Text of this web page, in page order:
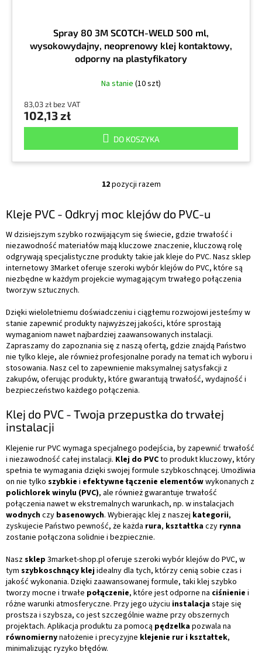
Spray 80 3M SCOTCH-WELD 500 ml,
wysokowydajny, neoprenowy klej kontaktowy,
odporny na plastyfikatory
Na stanie (10 szt)
83,03 zł bez VAT
102,13 zł
DO KOSZYKA
K
n
t
r
o
l
k
i
s
t
y
12pozycji razem
Kleje PVC - Odkryj moc klejów do PVC-u
W dzisiejszym szybko rozwijającym się świecie, gdzie trwałość i
niezawodność materiałów mają kluczowe znaczenie, kluczową rolę
odgrywają specjalistyczne produkty takie jak kleje do PVC. Nasz sklep
internetowy 3Market oferuje szeroki wybór klejów do PVC, które są
niezbędne w każdym projekcie wymagającym trwałego połączenia
tworzyw sztucznych.
Dzięki wieloletniemu doświadczeniu i ciągłemu rozwojowi jesteśmy w
stanie zapewnić produkty najwyższej jakości, które sprostają
wymaganiom nawet najbardziej zaawansowanych instalacji.
Zapraszamy do zapoznania się z naszą ofertą, gdzie znajdą Państwo
nie tylko kleje, ale również profesjonalne porady na temat ich wyboru i
stosowania. Nasz cel to zapewnienie maksymalnej satysfakcji z
zakupów, oferując produkty, które gwarantują trwałość, wydajność i
bezpieczeństwo każdego połączenia.
Klej do PVC - Twoja przepustka do trwałej
instalacji
Klejenie rur PVC wymaga specjalnego podejścia, by zapewnić trwałość
i niezawodność całej instalacji. Klej do PVCto produkt kluczowy, który
spełnia te wymagania dzięki swojej formule szybkoschnącej. Umożliwia
on nie tylko szybkie i efektywne łączenie elementówwykonanych z
polichlorek winylu (PVC), ale również gwarantuje trwałość
połączenia nawet w ekstremalnych warunkach, np. w instalacjach
wodnychczy basenowych. Wybierając klej z naszej kategorii,
zyskujecie Państwo pewność, że każda rura, kształtkaczy rynna
zostanie połączona solidnie i bezpiecznie.
Naszsklep 3market-shop.pl oferuje szeroki wybór klejów do PVC, w
tym szybkoschnący klejidealny dla tych, którzy cenią sobie czas i
jakość wykonania. Dzięki zaawansowanej formule, taki klej szybko
tworzy mocne i trwałe połączenie, które jest odporne na ciśnienie i
różne warunki atmosferyczne. Przy jego użyciu instalacjastaje się
prostsza i szybsza, co jest szczególnie ważne przy obszernych
projektach. Aplikacja produktu za pomocą pędzelkapozwala na
równomiernynałożenie i precyzyjne klejenie rur i kształtek,
minimalizując ryzyko błędów.